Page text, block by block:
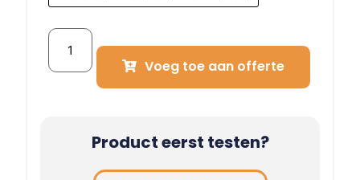
Voeg toe aan offerte
Product eerst testen?